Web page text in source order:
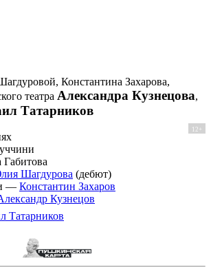
Константина Захарова,
театра Александра Кузнецова,
Татарников
12+
Шагдурова (дебют)
— Константин Захаров
Кузнецов
Татарников